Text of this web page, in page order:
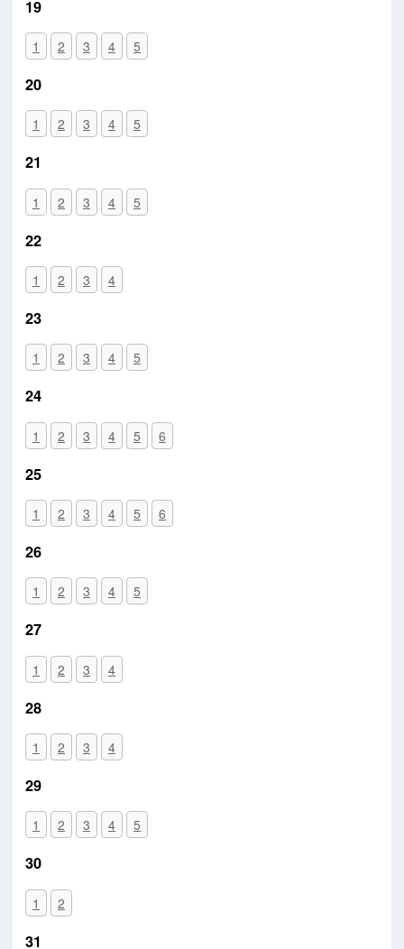
19
1 2 3 4 5
20
1 2 3 4 5
21
1 2 3 4 5
22
1 2 3 4
23
1 2 3 4 5
24
1 2 3 4 5 6
25
1 2 3 4 5 6
26
1 2 3 4 5
27
1 2 3 4
28
1 2 3 4
29
1 2 3 4 5
30
1 2
31